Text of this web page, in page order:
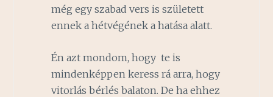
még egy szabad vers is született
ennek a hétvégének a hatása alatt.
Én azt mondom, hogy te is
mindenképpen keress rá arra, hogy
vitorlás bérlés balaton. De ha ehhez